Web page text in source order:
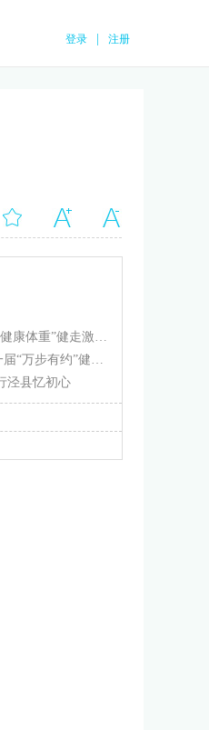
登录 注册
【万步动态】第十一届“万步有约 健康体重”健走激励大赛忻州保德赛区正式启动
【万步动态】绛县举办全国第十一届“万步有约”健走激励大赛（绛县赛区）启动仪式
泾县忆初心